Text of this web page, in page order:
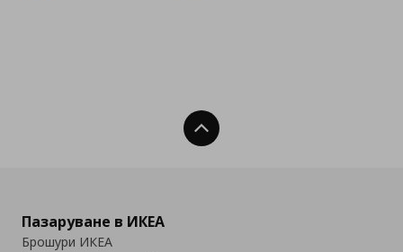
Нагоре
Пазаруване в ИКЕА
Брошури ИКЕА